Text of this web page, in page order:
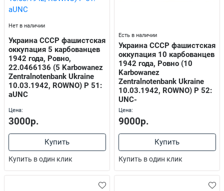
Нет в наличии
Украина СССР фашистская
оккупация 5 карбованцев
1942 года, Ровно,
22.0466136 (5 Karbowanez
Zentralnotenbank Ukraine
10.03.1942, ROWNO) P 51:
aUNC
Цена:
3000р.
Купить
Купить в один клик
Есть в наличии
Украина СССР фашистская
оккупация 10 карбованцев
1942 года, Ровно (10
Karbowanez
Zentralnotenbank Ukraine
10.03.1942, ROWNO) P 52:
UNC-
Цена:
9000р.
Купить
Купить в один клик